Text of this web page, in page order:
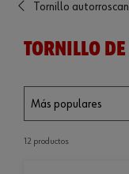
Tornillo
TORNILLO
12 productos